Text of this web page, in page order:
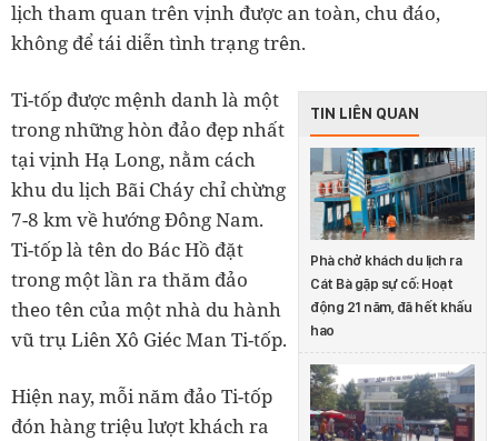
lịch tham quan trên vịnh được an toàn, chu đáo,
không để tái diễn tình trạng trên.
TIN LIÊN QUAN
Phà chở khách du lịch ra
Cát Bà gặp sự cố: Hoạt
động 21 năm, đã hết khấu
hao
Ti-tốp được mệnh danh là một
trong những hòn đảo đẹp nhất
tại vịnh Hạ Long, nằm cách
khu du lịch Bãi Cháy chỉ chừng
7-8 km về hướng Đông Nam.
Ti-tốp là tên do Bác Hồ đặt
trong một lần ra thăm đảo
theo tên của một nhà du hành
vũ trụ Liên Xô Giéc Man Ti-tốp.
Hiện nay, mỗi năm đảo Ti-tốp
đón hàng triệu lượt khách ra